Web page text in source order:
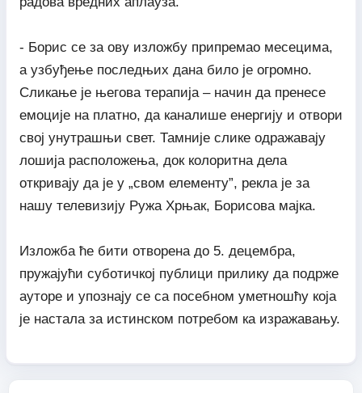
- Борис се за ову изложбу припремао месецима,
а узбуђење последњих дана било је огромно.
Сликање је његова терапија – начин да пренесе
емоције на платно, да каналише енергију и отвори
свој унутрашњи свет. Тамније слике одражавају
лошија расположења, док колоритна дела
откривају да је у „свом елементу”, рекла је за
нашу телевизију Ружа Хрњак, Борисова мајка.
Изложба ће бити отворена до 5. децембра,
пружајући суботичкој публици прилику да подрже
ауторе и упознају се са посебном уметношћу која
је настала за истинском потребом ка изражавању.